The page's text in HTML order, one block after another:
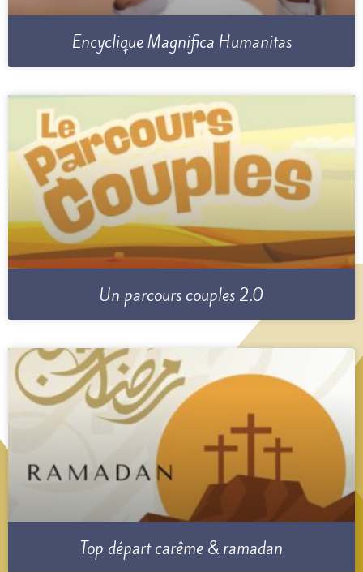
Encyclique Magnifica Humanitas
Un parcours couples 2.0
Top départ carême & ramadan